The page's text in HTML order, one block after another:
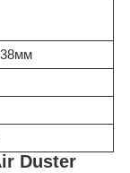
Duster